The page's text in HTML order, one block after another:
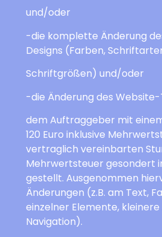
und/oder
-die komplette Änderung
Designs (Farben,
Schriftgrößen) und/oder
-die Änderung des
dem Auftraggeber mit
120 Euro inklusive
vertraglich vereinbarten
Mehrwertsteuer gesondert
gestellt. Ausgenommen
Änderungen (z.B. am Text,
einzelner Elemente,
Navigation).